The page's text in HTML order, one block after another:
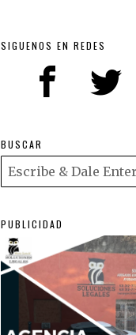
SIGUENOS EN REDES
BUSCAR
PUBLICIDAD